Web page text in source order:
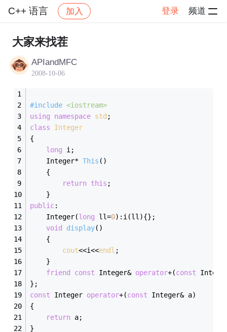
C++ 语言 加入 登录 频道
社区 C++ 语言
大家来找茬
APIandMFC
2008-10-06
#include <iostream>
using
namespace std ;
class
Integer
{
long i;
Integer* This ()
	{
return this ;
	}
public:
	Integer(
long ll=0):i(ll){};
void
display()
	{
cout<<i<<endl ;
	}
friend
const Integer& operator+(const
};
const Integer operator+(const Integer& a)
{
return a;
}